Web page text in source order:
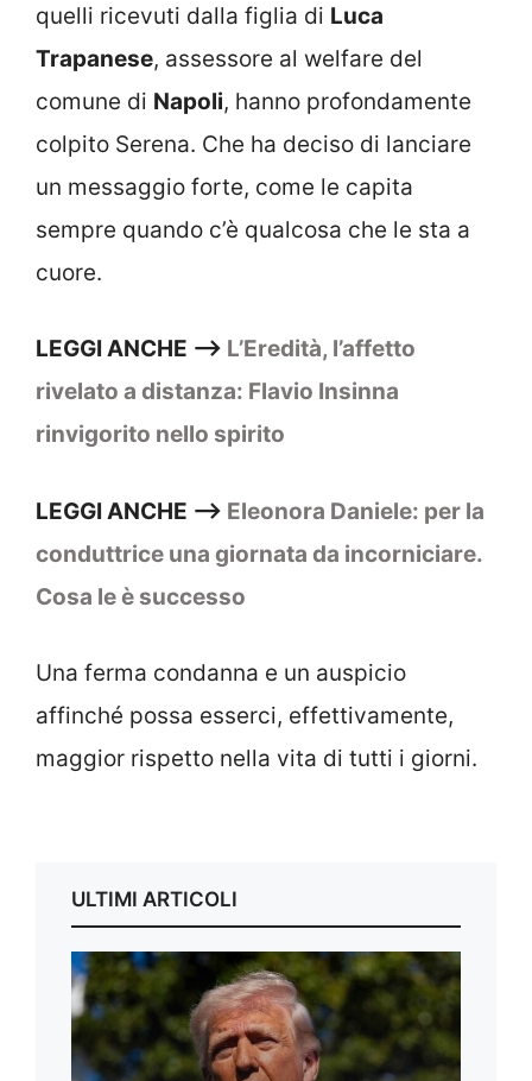
quelli ricevuti dalla figlia di Luca
Trapanese, assessore al welfare del
comune di Napoli, hanno profondamente
colpito Serena. Che ha deciso di lanciare
un messaggio forte, come le capita
sempre quando c’è qualcosa che le sta a
cuore.
LEGGI ANCHE –> L’Eredità, l’affetto
rivelato a distanza: Flavio Insinna
rinvigorito nello spirito
LEGGI ANCHE –> Eleonora Daniele: per la
conduttrice una giornata da incorniciare.
Cosa le è successo
Una ferma condanna e un auspicio
affinché possa esserci, effettivamente,
maggior rispetto nella vita di tutti i giorni.
ULTIMI ARTICOLI